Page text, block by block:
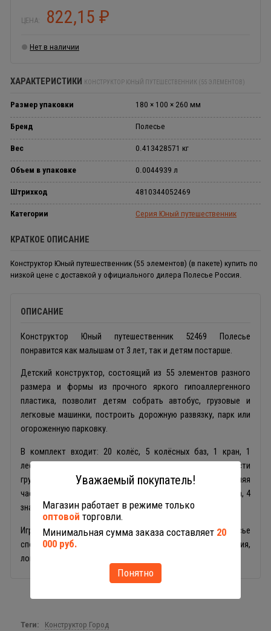
ЦЕНА: 822,15 ₽
Нет в наличии
ХАРАКТЕРИСТИКИ КОНСТРУКТОР ЮНЫЙ ПУТЕШЕСТВЕННИК (55 ЭЛЕМЕНТОВ)
Размер упаковки 180 × 100 × 260 мм
Бренд Полесье
Вес 0.413428571 кг
Объем в упаковке 0.0044939 л
Штрихкод 4810344052469
Категории Серия Юный путешественник
КРАТКОЕ ОПИСАНИЕ
Конструктор Юный путешественник (55 элементов) (в пакете) купить по
низкой цене с доставкой у официального дилера Полесье Россия.
ОПИСАНИЕ
Конструктор Юный путешественник 52469 Полесье
понравится как малышам от 3 лет, так и детям постарше.
Детский конструктор, состоящий из 55 элементов разного
размера и формы из прочного яркого гипоаллергенного
пластика, позволит детям собрать автобус, грузовые и
легковые машинки, построить дорожную развязку, парк или
огороженную парковку.
В комплект входит: 20 колёс, 5 колёсных баз, 1 кран, 1
лестница, 2 верхние части кузова, 1 кузов, 3 верхние части
грузовых машин, 1 верхняя часть легковой машины, 1 верхняя
часть автобуса, 1 руль, 3 элемента для сборки человечка, 4
знака, 4 дерева, 8 заборчиков.
Игры с конструктором Юный путешественник Полесье
способствуют развитию фантазии, творческого мышления,
логики и мелкой моторики рук.
Теги: Конструктор Город
Уважаемый покупатель!
Магазин работает в режиме только
оптовой торговли.
Минимальная сумма заказа составляет 20
000 руб.
Понятно